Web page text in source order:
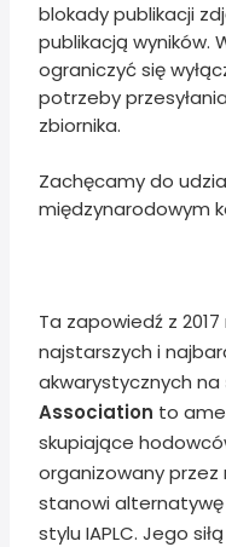
blokady publikacji
publikacją wyników.
ograniczyć się
potrzeby
zbiornika.
Zachęcamy do
międzynarodowym
Ta zapowiedź z
najstarszych i
akwarystycznych na
Association to
skupiające
organizowany przez
stanowi
stylu IAPLC. Jego